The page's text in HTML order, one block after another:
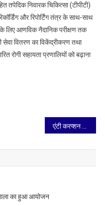
विकास
अधिकारी
निवारक चिकित्सा (टीपीटी)
और रिपोर्टिंग तंत्र के साथ-साथ
के लिए आणविक नैदानिक परीक्षण तक
सेवा वितरण का विकेंद्रीकरण तथा
रोगी सहायता प्रणालियों को बढ़ाना
का हुआ आयोजन